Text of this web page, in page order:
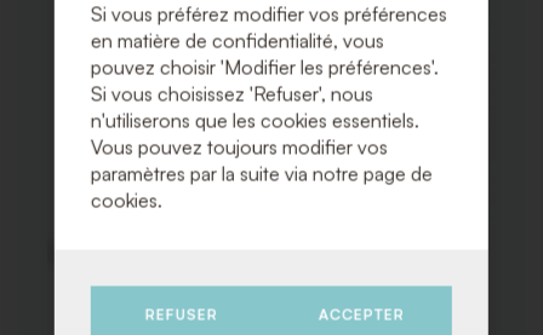
Si vous préférez modifier vos préférences
en matière de confidentialité, vous
pouvez choisir 'Modifier les préférences'.
Si vous choisissez 'Refuser', nous
n'utiliserons que les cookies essentiels.
Vous pouvez toujours modifier vos
paramètres par la suite via notre page de
cookies.
REFUSER ACCEPTER